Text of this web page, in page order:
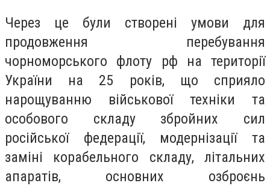
Через це були створені умови для
продовження перебування
чорноморського флоту рф на території
України на 25 років, що сприяло
нарощуванню військової техніки та
особового складу збройних сил
російської федерації, модернізації та
заміні корабельного складу, літальних
апаратів, основних озброєнь